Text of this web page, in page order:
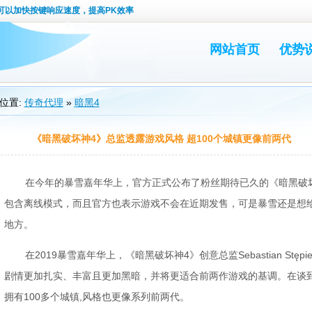
以加快按键响应速度，提高PK效率
网站首页 优势
置: 传奇代理 » 暗黑4
《暗黑破坏神4》总监透露游戏风格 超100个城镇更像前两代
在今年的暴雪嘉年华上，官方正式公布了粉丝期待已久的《暗黑
包含离线模式，而且官方也表示游戏不会在近期发售，可是暴雪还是想
地方。
在2019暴雪嘉年华上，《暗黑破坏神4》创意总监Sebastian
剧情更加扎实、丰富且更加黑暗，并将更适合前两作游戏的基调。在谈
拥有100多个城镇,风格也更像系列前两代。